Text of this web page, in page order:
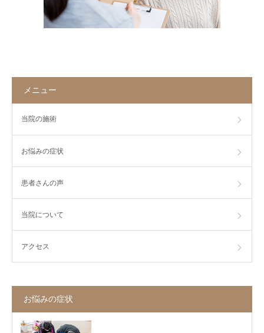
メニュー
当院の施術
お悩みの症状
患者さんの声
当院について
アクセス
お悩みの症状